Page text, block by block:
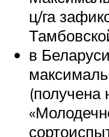
ц/га
в